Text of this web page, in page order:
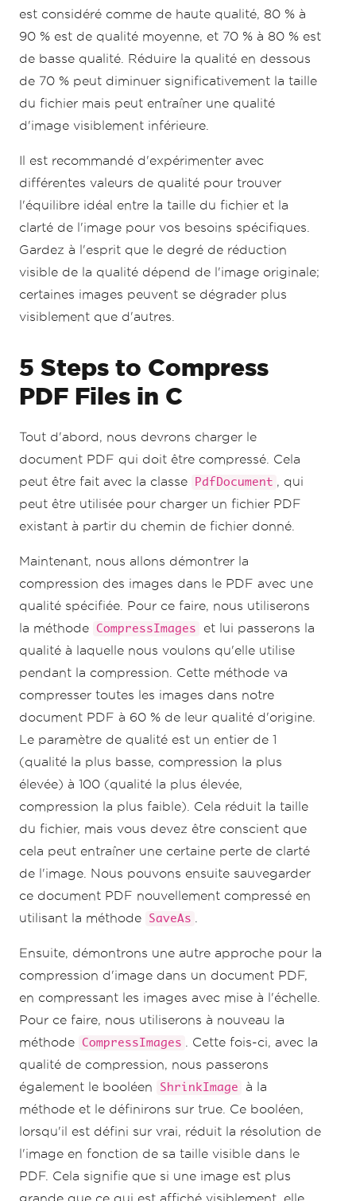
est considéré comme de haute qualité, 80 % à
90 % est de qualité moyenne, et 70 % à 80 % est
de basse qualité. Réduire la qualité en dessous
de 70 % peut diminuer significativement la taille
du fichier mais peut entraîner une qualité
d'image visiblement inférieure.
Il est recommandé d'expérimenter avec
différentes valeurs de qualité pour trouver
l'équilibre idéal entre la taille du fichier et la
clarté de l'image pour vos besoins spécifiques.
Gardez à l'esprit que le degré de réduction
visible de la qualité dépend de l'image originale;
certaines images peuvent se dégrader plus
visiblement que d'autres.
5 Steps to Compress
PDF Files in C
Tout d'abord, nous devrons charger le
document PDF qui doit être compressé. Cela
peut être fait avec la classe
PdfDocument , qui
peut être utilisée pour charger un fichier PDF
existant à partir du chemin de fichier donné.
Maintenant, nous allons démontrer la
compression des images dans le PDF avec une
qualité spécifiée. Pour ce faire, nous utiliserons
la méthode CompressImages
et lui passerons la
qualité à laquelle nous voulons qu'elle utilise
pendant la compression. Cette méthode va
compresser toutes les images dans notre
document PDF à 60 % de leur qualité d'origine.
Le paramètre de qualité est un entier de 1
(qualité la plus basse, compression la plus
élevée) à 100 (qualité la plus élevée,
compression la plus faible). Cela réduit la taille
du fichier, mais vous devez être conscient que
cela peut entraîner une certaine perte de clarté
de l'image. Nous pouvons ensuite sauvegarder
ce document PDF nouvellement compressé en
utilisant la méthode
SaveAs
Ensuite, démontrons une autre approche pour la
compression d'image dans un document PDF,
en compressant les images avec mise à l'échelle.
Pour ce faire, nous utiliserons à nouveau la
méthode CompressImages
. Cette fois-ci, avec la
qualité de compression, nous passerons
également le booléen
ShrinkImage
à la
méthode et le définirons sur true. Ce booléen,
lorsqu'il est défini sur vrai, réduit la résolution de
l'image en fonction de sa taille visible dans le
PDF. Cela signifie que si une image est plus
grande que ce qui est affiché visiblement, elle